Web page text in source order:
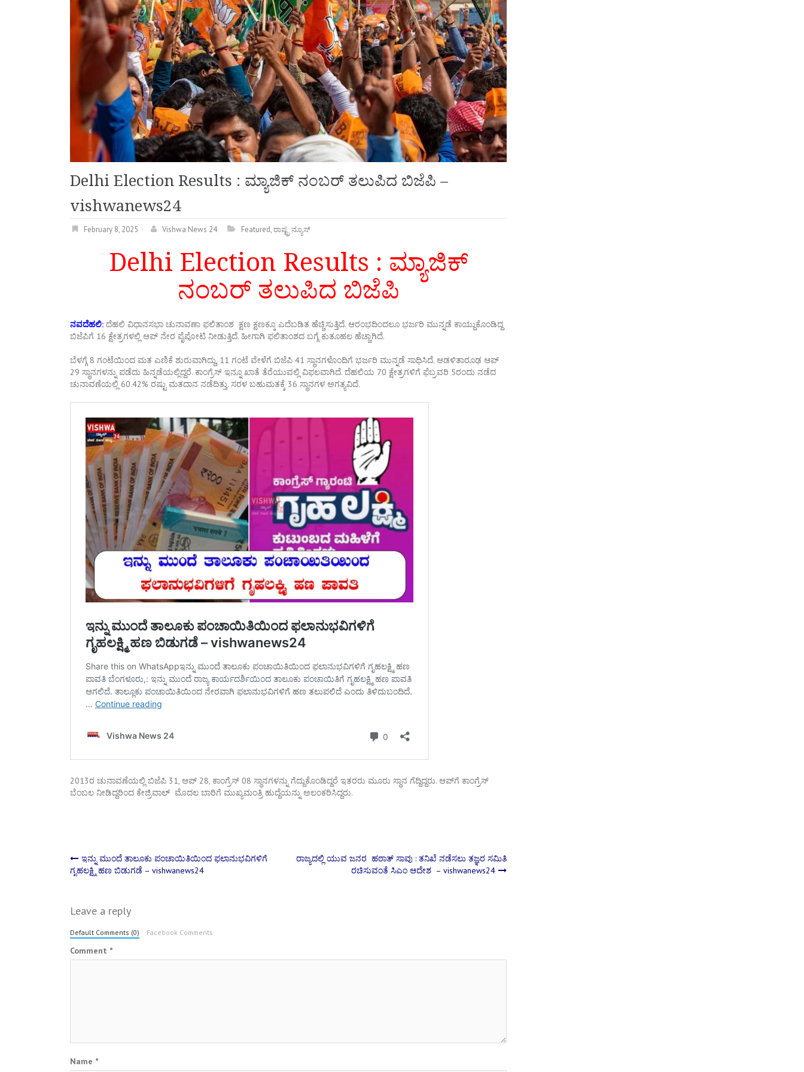
Delhi Election Results : ಮ್ಯಾಜಿಕ್‌ ನಂಬರ್‌ ತಲುಪಿದ ಬಿಜೆಪಿ –
vishwanews24
February 8, 2025 Vishwa News 24 Featured,ರಾಷ್ಟ್ರ ನ್ಯೂಸ್
Delhi Election Results : ಮ್ಯಾಜಿಕ್‌
ನಂಬರ್‌ ತಲುಪಿದ ಬಿಜೆಪಿ
ನವದೆಹಲಿ: ದೆಹಲಿ ವಿಧಾನಸಭಾ ಚುನಾವಣಾ ಫಲಿತಾಂಶ ಕ್ಷಣ ಕ್ಷಣಕ್ಕೂ ಎದೆಬಡಿತ ಹೆಚ್ಚಿಸುತ್ತಿದೆ. ಆರಂಭದಿಂದಲೂ ಭರ್ಜರಿ ಮುನ್ನಡೆ ಕಾಯ್ದುಕೊಂಡಿದ್ದ
ಬಿಜೆಪಿಗೆ 16 ಕ್ಷೇತ್ರಗಳಲ್ಲಿ ಆಪ್‌ ನೇರ ಪೈಪೋಟಿ ನೀಡುತ್ತಿದೆ. ಹೀಗಾಗಿ ಫಲಿತಾಂಶದ ಬಗ್ಗೆ ಕುತೂಹಲ ಹೆಚ್ಚಾಗಿದೆ.
ಬೆಳಗ್ಗೆ 8 ಗಂಟೆಯಿಂದ ಮತ ಎಣಿಕೆ ಶುರುವಾಗಿದ್ದು, 11 ಗಂಟೆ ವೇಳೆಗೆ ಬಿಜೆಪಿ 41 ಸ್ಥಾನಗಳೊಂದಿಗೆ ಭರ್ಜರಿ ಮುನ್ನಡೆ ಸಾಧಿಸಿದೆ. ಆಡಳಿತಾರೂಢ ಆಪ್‌
29 ಸ್ಥಾನಗಳನ್ನು ಪಡೆದು ಹಿನ್ನಡೆಯಲ್ಲಿದ್ದರೆ. ಕಾಂಗ್ರೆಸ್‌ ಇನ್ನೂ ಖಾತೆ ತೆರೆಯುವಲ್ಲಿ ವಿಫಲವಾಗಿದೆ. ದೆಹಲಿಯ 70 ಕ್ಷೇತ್ರಗಳಿಗೆ ಫೆಬ್ರವರಿ 5ರಂದು ನಡೆದ
ಚುನಾವಣೆಯಲ್ಲಿ 60.42% ರಷ್ಟು ಮತದಾನ ನಡೆದಿತ್ತು. ಸರಳ ಬಹುಮತಕ್ಕೆ 36 ಸ್ಥಾನಗಳ ಅಗತ್ಯವಿದೆ.
2013ರ ಚುನಾವಣೆಯಲ್ಲಿ ಬಿಜೆಪಿ 31, ಆಪ್‌ 28, ಕಾಂಗ್ರೆಸ್‌ 08 ಸ್ಥಾನಗಳನ್ನು ಗೆದ್ದುಕೊಂಡಿದ್ದರೆ ಇತರರು ಮೂರು ಸ್ಥಾನ ಗೆದ್ದಿದ್ದರು. ಆಪ್‌ಗೆ ಕಾಂಗ್ರೆಸ್‌
ಬೆಂಬಲ ನೀಡಿದ್ದರಿಂದ ಕೇಜ್ರಿವಾಲ್‌ ಮೊದಲ ಬಾರಿಗೆ ಮುಖ್ಯಮಂತ್ರಿ ಹುದ್ದೆಯನ್ನು ಅಲಂಕರಿಸಿದ್ದರು.
Post
ಇನ್ನು ಮುಂದೆ ತಾಲೂಕು ಪಂಚಾಯಿತಿಯಿಂದ ಫಲಾನುಭವಿಗಳಿಗೆ
ಗೃಹಲಕ್ಷ್ಮಿ ಹಣ ಬಿಡುಗಡೆ – vishwanews24
ರಾಜ್ಯದಲ್ಲಿ ಯುವ ಜನರ ಹಠಾತ್ ಸಾವು : ತನಿಖೆ ನಡೆಸಲು ತಜ್ಞರ ಸಮಿತಿ
ರಚಿಸುವಂತೆ ಸಿಎಂ ಆದೇಶ – vishwanews24
Leave a reply
Default Comments (0) Facebook Comments
Comment *
Name *